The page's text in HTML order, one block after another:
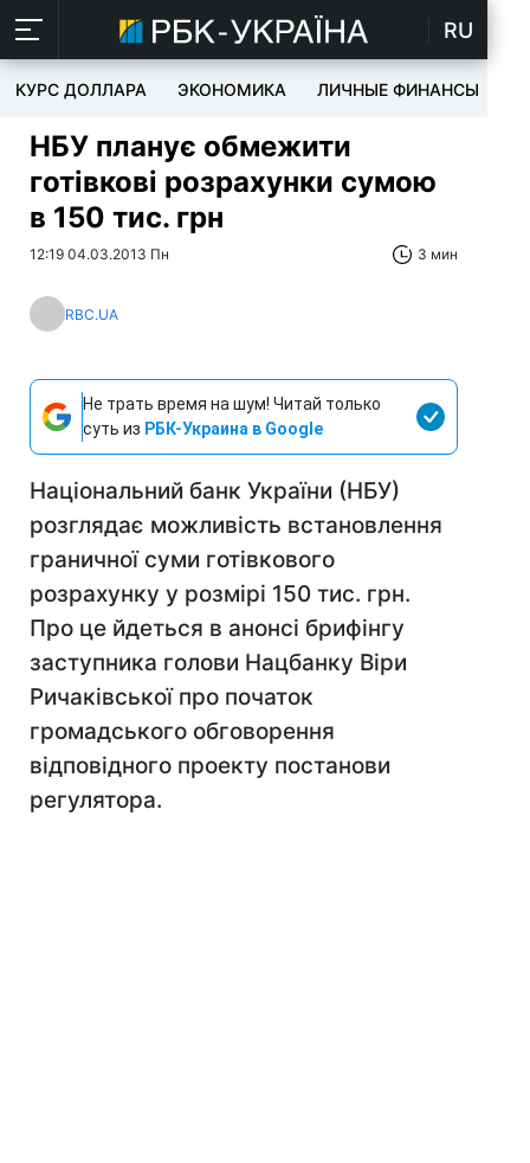
RU
КУРС ДОЛЛАРА ЭКОНОМИКА ЛИЧНЫЕ ФИНАНСЫ
НБУ планує обмежити
готівкові розрахунки сумою
в 150 тис. грн
12:19 04.03.2013 Пн 3 мин
RBC.UA
Не трать время на шум! Читай только
суть из РБК-Украина в Google
Національний банк України (НБУ)
розглядає можливість встановлення
граничної суми готівкового
розрахунку у розмірі 150 тис. грн.
Про це йдеться в анонсі брифінгу
заступника голови Нацбанку Віри
Ричаківської про початок
громадського обговорення
відповідного проекту постанови
регулятора.